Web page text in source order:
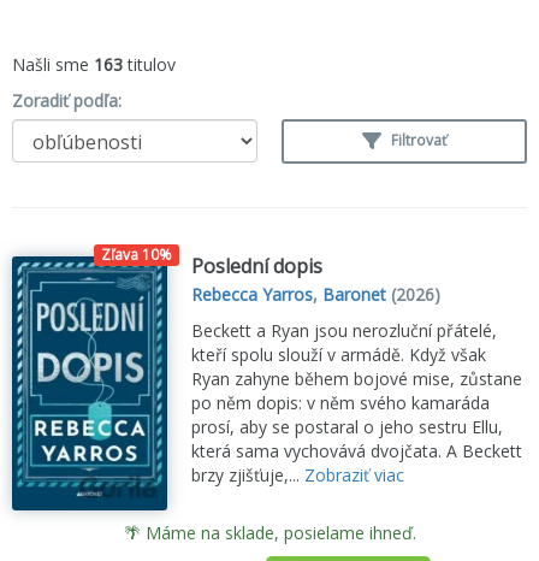
Našli sme 163titulov
Zoradiť podľa:
Filtrovať
Zľava 10% Poslední dopis
Rebecca Yarros, Baronet (2026)
Beckett a Ryan jsou nerozluční přátelé,
kteří spolu slouží v armádě. Když však
Ryan zahyne během bojové mise, zůstane
po něm dopis: v něm svého kamaráda
prosí, aby se postaral o jeho sestru Ellu,
která sama vychovává dvojčata. A Beckett
brzy zjišťuje,... Zobraziť viac
🌴 Máme na sklade, posielame ihneď.